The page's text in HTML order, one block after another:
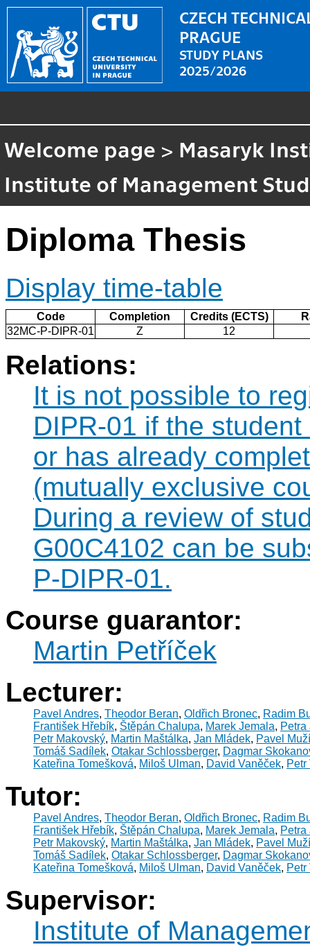
CZECH
PRAGUE
STUDY PLANS
2025/2026
Welcome page > Masaryk
Institute of Management
Diploma Thesis
Display time-table
Code Completion Credits (ECTS)
32MC-P-DIPR-01
Z 12
Relations:
It is not possible to
DIPR-01 if the
or has already
(mutually exclusive
During a review of
G00C4102 can be
P-DIPR-01.
Course guarantor:
Martin Petříček
Lecturer:
Pavel Andres, Theodor Beran, Oldřich Bronec, Radim
František Hřebík, Štěpán Chalupa, Marek Jemala, Petra
Petr Makovský, Martin Maštálka, Jan Mládek, Pavel
Tomáš Sadílek, Otakar Schlossberger, Dagmar
Kateřina Tomešková, Miloš Ulman, David Vaněček, Petr
Tutor:
Pavel Andres, Theodor Beran, Oldřich Bronec, Radim
František Hřebík, Štěpán Chalupa, Marek Jemala, Petra
Petr Makovský, Martin Maštálka, Jan Mládek, Pavel
Tomáš Sadílek, Otakar Schlossberger, Dagmar
Kateřina Tomešková, Miloš Ulman, David Vaněček, Petr
Supervisor:
Institute of